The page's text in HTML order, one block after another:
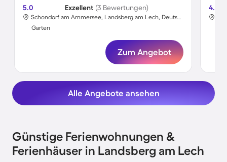
5.0 Exzellent (3 Bewertungen)
Schondorf am Ammersee, Landsberg am Lech, Deutschland
Garten
Zum Angebot
4.3
Alle Angebote ansehen
Günstige Ferienwohnungen &
Ferienhäuser in Landsberg am Lech